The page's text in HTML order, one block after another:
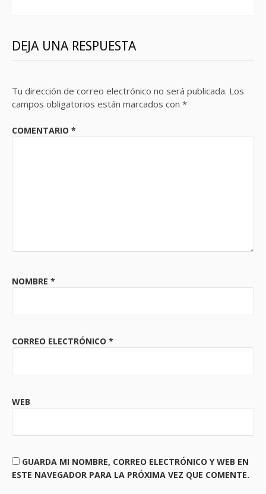
DEJA UNA RESPUESTA
Tu dirección de correo electrónico no será publicada. Los
campos obligatorios están marcados con *
COMENTARIO *
NOMBRE *
CORREO ELECTRÓNICO *
WEB
GUARDA MI NOMBRE, CORREO ELECTRÓNICO Y WEB EN
ESTE NAVEGADOR PARA LA PRÓXIMA VEZ QUE COMENTE.